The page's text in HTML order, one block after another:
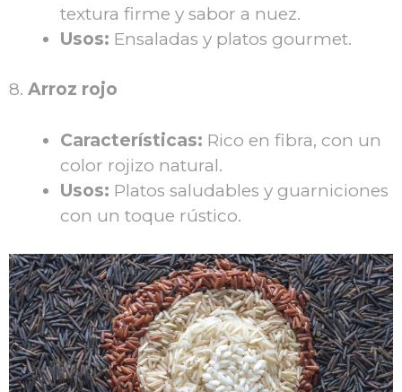
textura firme y sabor a nuez.
Usos: Ensaladas y platos gourmet.
8. Arroz rojo
Características: Rico en fibra, con un
color rojizo natural.
Usos: Platos saludables y guarniciones
con un toque rústico.